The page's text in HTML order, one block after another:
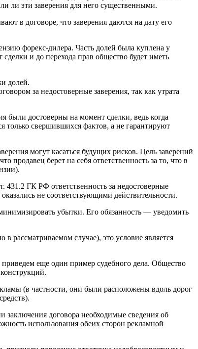
ли эти заверения для него существенными.
в договоре, что заверения даются на дату его
форекс-дилера. Часть долей была куплена у
и до перехода прав общество будет иметь
долей.
за недостоверные заверения, так как утрата
были достоверны на момент сделки, ведь когда
только свершившихся фактов, а не гарантируют
могут касаться будущих рисков. Цель заверений
берет на себя ответственность за то, что в
431.2 ГК РФ ответственность за недостоверные
не соответствующими действительности.
убытки. Его обязанность — уведомить
рассматриваемом случае), это условие является
приведем еще один пример судебного дела. Общество
(в частности, они были расположены вдоль дорог
заключения договора необходимые сведения об
использования обеих сторон рекламной